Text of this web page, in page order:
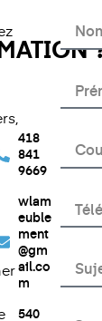
418
841
9669
wlam
euble
ment
@gm
ail.co
m
540